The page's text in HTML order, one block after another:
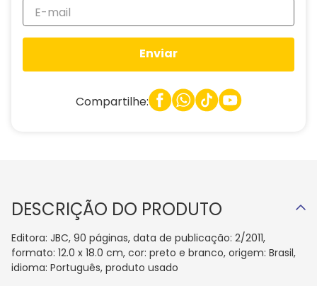
Enviar
Compartilhe:
DESCRIÇÃO DO PRODUTO
Editora: JBC, 90 páginas, data de publicação: 2/2011,
formato: 12.0 x 18.0 cm, cor: preto e branco, origem: Brasil,
idioma: Português, produto usado